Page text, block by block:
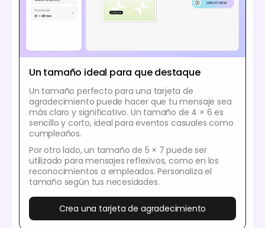
Un tamaño ideal para que destaque
Un tamaño perfecto para una tarjeta de
agradecimiento puede hacer que tu mensaje sea
más claro y significativo. Un tamaño de 4 × 6 es
sencillo y corto, ideal para eventos casuales como
cumpleaños.
Por otro lado, un tamaño de 5 × 7 puede ser
utilizado para mensajes reflexivos, como en los
reconocimientos a empleados. Personaliza el
tamaño según tus necesidades.
Crea una tarjeta de agradecimiento